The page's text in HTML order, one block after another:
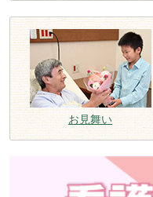
お見舞い